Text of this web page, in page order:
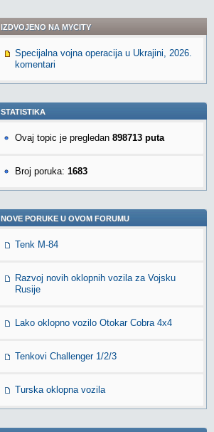
IZDVOJENO NA MYCITY
Specijalna vojna operacija u Ukrajini, 2026.
komentari
STATISTIKA
Ovaj topic je pregledan 898713 puta
Broj poruka: 1683
NOVE PORUKE U OVOM FORUMU
Tenk M-84
Razvoj novih oklopnih vozila za Vojsku
Rusije
Lako oklopno vozilo Otokar Cobra 4x4
Tenkovi Challenger 1/2/3
Turska oklopna vozila